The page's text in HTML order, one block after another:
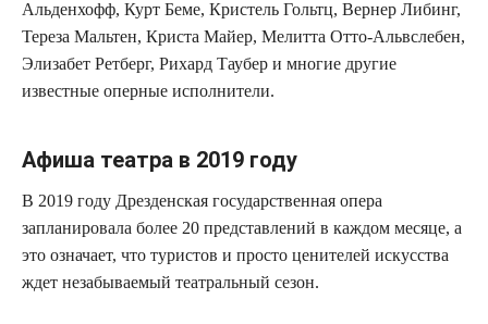
Альденхофф, Курт Беме, Кристель Гольтц, Вернер Либинг,
Тереза Мальтен, Криста Майер, Мелитта Отто-Альвслебен,
Элизабет Ретберг, Рихард Таубер и многие другие
известные оперные исполнители.
Афиша театра в 2019 году
В 2019 году Дрезденская государственная опера
запланировала более 20 представлений в каждом месяце, а
это означает, что туристов и просто ценителей искусства
ждет незабываемый театральный сезон.